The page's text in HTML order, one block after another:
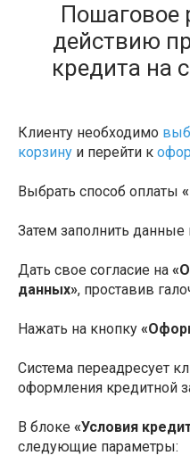
Пошаговое
действию
кредита на
Клиенту необходимо
корзину и перейти к
Выбрать способ оплаты
Затем заполнить данные
Дать свое согласие на
данных», проставив
Нажать на кнопку
Система переадресует
оформления кредитной
В блоке «Условия
следующие параметры: